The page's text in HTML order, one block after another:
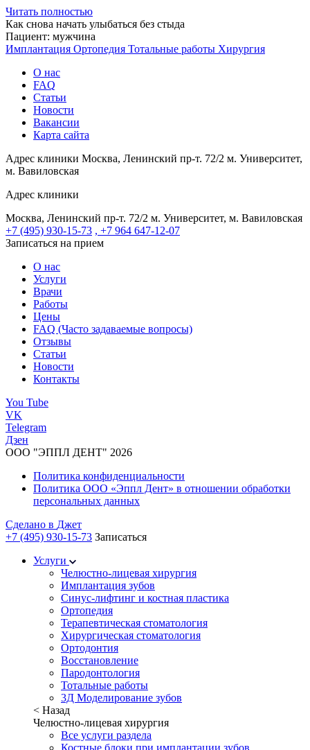
Читать полностью
Как снова начать улыбаться без стыда
Пациент: мужчина
Имплантация Ортопедия Тотальные работы Хирургия
О нас
FAQ
Статьи
Новости
Вакансии
Карта сайта
Адрес клиники Москва, Ленинский пр-т. 72/2 м. Университет,
м. Вавиловская
Адрес клиники
Москва, Ленинский пр-т. 72/2 м. Университет, м. Вавиловская
+7 (495) 930-15-73 , +7 964 647-12-07
Записаться на прием
О нас
Услуги
Врачи
Работы
Цены
FAQ (Часто задаваемые вопросы)
Отзывы
Статьи
Новости
Контакты
You Tube
VK
Telegram
Дзен
ООО "ЭППЛ ДЕНТ" 2026
Политика конфиденциальности
Политика ООО «Эппл Дент» в отношении обработки
персональных данных
Сделано в Джет
+7 (495) 930-15-73 Записаться
Услуги
Челюстно-лицевая хирургия
Имплантация зубов
Синус-лифтинг и костная пластика
Ортопедия
Терапевтическая стоматология
Хирургическая стоматология
Ортодонтия
Восстановление
Пародонтология
Тотальные работы
3Д Моделирование зубов
< Назад
Челюстно-лицевая хирургия
Все услуги раздела
Костные блоки при имплантации зубов